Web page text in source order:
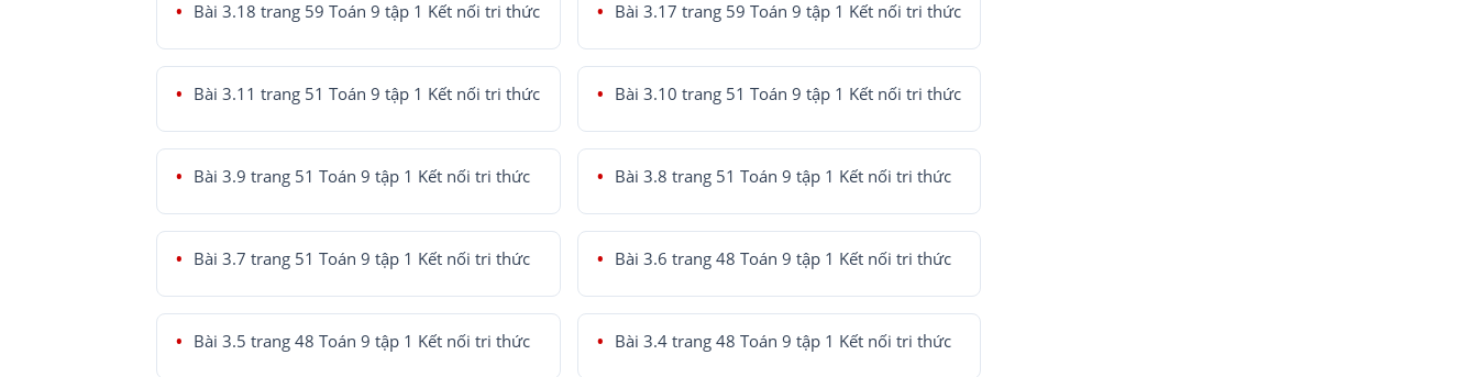
Bài 3.18 trang 59 Toán 9 tập 1 Kết nối tri thức Bài 3.17 trang 59 Toán 9 tập 1 Kết nối tri thức
Bài 3.11 trang 51 Toán 9 tập 1 Kết nối tri thức Bài 3.10 trang 51 Toán 9 tập 1 Kết nối tri thức
Bài 3.9 trang 51 Toán 9 tập 1 Kết nối tri thức Bài 3.8 trang 51 Toán 9 tập 1 Kết nối tri thức
Bài 3.7 trang 51 Toán 9 tập 1 Kết nối tri thức Bài 3.6 trang 48 Toán 9 tập 1 Kết nối tri thức
Bài 3.5 trang 48 Toán 9 tập 1 Kết nối tri thức Bài 3.4 trang 48 Toán 9 tập 1 Kết nối tri thức